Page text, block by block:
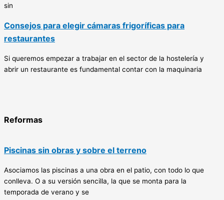
sin
Consejos para elegir cámaras frigoríficas para
restaurantes
Si queremos empezar a trabajar en el sector de la hostelería y
abrir un restaurante es fundamental contar con la maquinaria
Reformas
Piscinas sin obras y sobre el terreno
Asociamos las piscinas a una obra en el patio, con todo lo que
conlleva. O a su versión sencilla, la que se monta para la
temporada de verano y se